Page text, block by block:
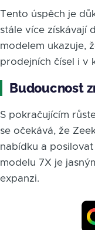
Tento úspěch je
stále více získávají
modelem ukazuje,
prodejních čísel i v
Budoucnost
S pokračujícím
se očekává, že
nabídku a
modelu 7X je
expanzi.